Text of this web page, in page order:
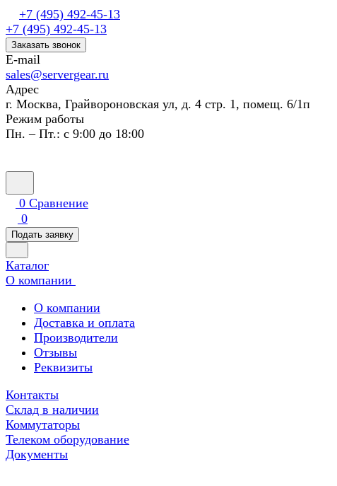
+7 (495) 492-45-13
+7 (495) 492-45-13
Заказать звонок
E-mail
sales@servergear.ru
Адрес
г. Москва, Грайвороновская ул, д. 4 стр. 1, помещ. 6/1п
Режим работы
Пн. – Пт.: с 9:00 до 18:00
0 Сравнение
0
Подать заявку
Каталог
О компании
О компании
Доставка и оплата
Производители
Отзывы
Реквизиты
Контакты
Склад в наличии
Коммутаторы
Телеком оборудование
Документы